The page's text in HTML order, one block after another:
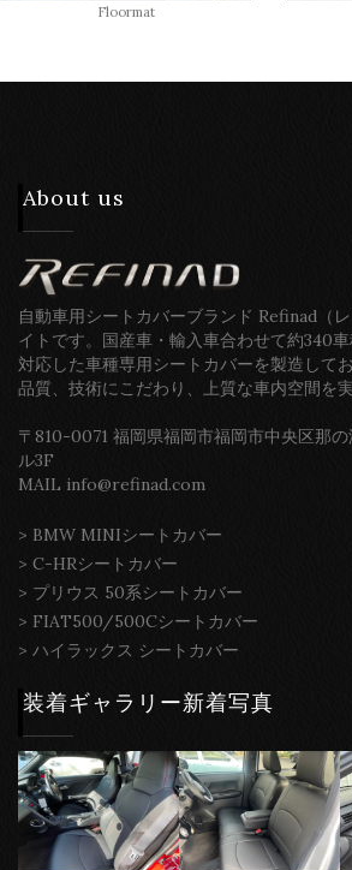
Floormat
About us
自動車用シートカバーブランド Refinad（
イトです。国産車・輸入車合わせて約340
対応した車種専用シートカバーを製造して
品質、技術にこだわり、上質な車内空間を実
〒810-0071 福岡県福岡市福岡市中央区那
ル3F
MAIL info@refinad.com
> BMW MINIシートカバー
> C-HRシートカバー
> プリウス 50系シートカバー
> FIAT500/500Cシートカバー
> ハイラックス シートカバー
装着ギャラリー新着写真